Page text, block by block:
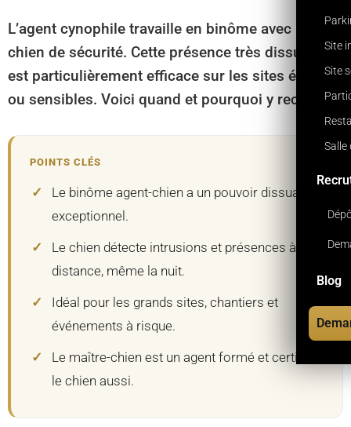
Site
Site
Salle
Blog
L’agent cynophile travaille en binôme avec un
chien de sécurité. Cette présence très dissuasive
est particulièrement efficace sur les sites étendus
ou sensibles. Voici quand et pourquoi y recourir.
POINTS CLÉS
Le binôme agent-chien a un pouvoir dissuasif
exceptionnel.
Le chien détecte intrusions et présences à
distance, même la nuit.
Idéal pour les grands sites, chantiers et
événements à risque.
Le maître-chien est un agent formé et certifié,
le chien aussi.